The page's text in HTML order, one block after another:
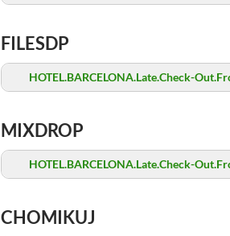
FILESDP
HOTEL.BARCELONA.Late.Check-
MIXDROP
HOTEL.BARCELONA.Late.Check-
CHOMIKUJ